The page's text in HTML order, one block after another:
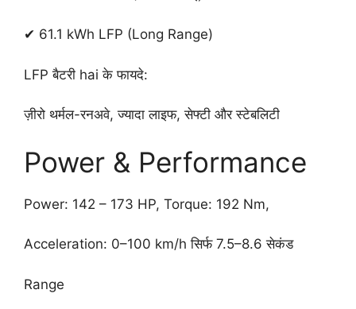
✔ 61.1 kWh LFP (Long Range)
LFP बैटरी hai के फायदे:
ज़ीरो थर्मल-रनअवे, ज्यादा लाइफ, सेफ्टी और स्टेबलिटी
Power & Performance
Power: 142 – 173 HP, Torque: 192 Nm,
Acceleration: 0–100 km/h सिर्फ 7.5–8.6 सेकंड
Range